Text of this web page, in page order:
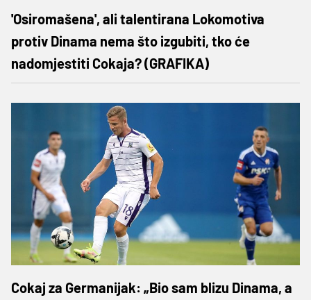
'Osiromašena', ali talentirana Lokomotiva
protiv Dinama nema što izgubiti, tko će
nadomjestiti Cokaja? (GRAFIKA)
Cokaj za Germanijak: „Bio sam blizu Dinama, a